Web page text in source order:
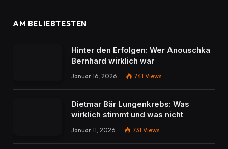
AM BELIEBTESTEN
Hinter den Erfolgen: Wer Anouschka
Bernhard wirklich war
Januar 16, 2026 741 Views
Dietmar Bär Lungenkrebs: Was
wirklich stimmt und was nicht
Januar 11, 2026 731 Views